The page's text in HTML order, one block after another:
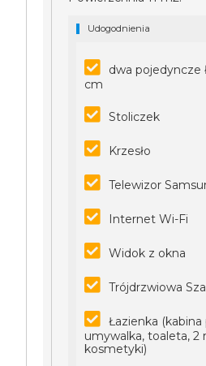
Udogodnienia
dwa pojedyncze
cm
Stoliczek
Krzesło
Telewizor
Internet Wi-Fi
Widok z okna
Trójdrzwiowa
Łazienka
umywalka, toaleta, 2
kosmetyki)